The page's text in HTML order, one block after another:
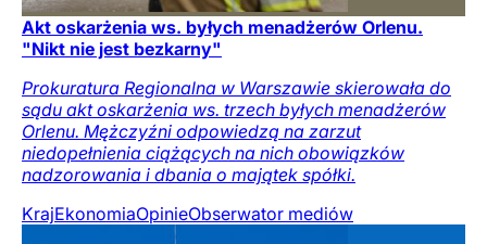
Akt oskarżenia ws. byłych menadżerów Orlenu.
"Nikt nie jest bezkarny"
Prokuratura Regionalna w Warszawie skierowała do
sądu akt oskarżenia ws. trzech byłych menadżerów
Orlenu. Mężczyźni odpowiedzą na zarzut
niedopełnienia ciążących na nich obowiązków
nadzorowania i dbania o majątek spółki.
KrajEkonomiaOpinieObserwator mediów